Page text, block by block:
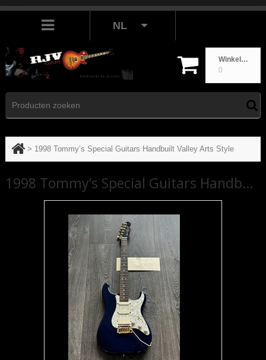
Winkelwagen
0
NL
> 1998 Tommy’s Special Guitars Handbuilt Valley Arts Style
1998 Tommy’s Special Guitars Handbuilt Valley Arts Style